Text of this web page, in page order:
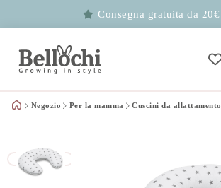
Consegna gratuita da 20€
Negozio Per la mamma Cuscini da allattamento